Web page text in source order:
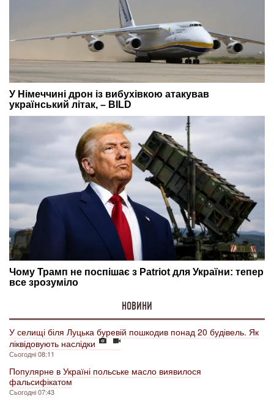
НОВИНИ
У селищі біля Луцька буревій пошкодив понад 20 будівель. Як
ліквідовують наслідки
Сьогодні 08:11
Популярне в Україні польське масло виявилося
фальсифікатом
Сьогодні 07:43